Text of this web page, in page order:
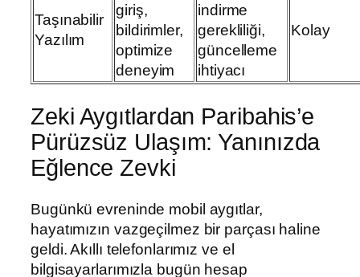
Taşınabilir
Yazılım
giriş,
bildirimler,
optimize
deneyim
indirme
gerekliliği,
güncelleme
ihtiyacı
Kolay
Zeki Aygıtlardan Paribahis’e
Pürüzsüz Ulaşım: Yanınızda
Eğlence Zevki
Bugünkü evreninde mobil aygıtlar,
hayatımızın vazgeçilmez bir parçası haline
geldi. Akıllı telefonlarımız ve el
bilgisayarlarımızla bugün hesap